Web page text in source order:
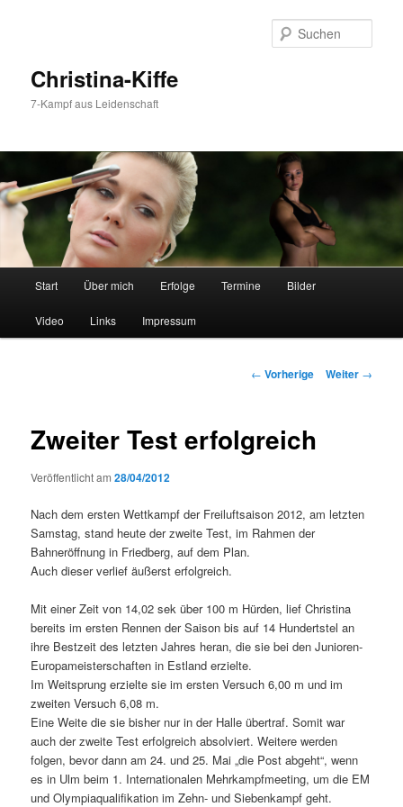
Christina-Kiffe
7-Kampf aus Leidenschaft
Zum
Inhalt
Start Über mich Erfolge Termine Bilder
Video Links Impressum
Beitrags-
← Vorherige Weiter →
Zweiter Test erfolgreich
Veröffentlicht am28/04/2012
Nach dem ersten Wettkampf der Freiluftsaison 2012, am letzten
Samstag, stand heute der zweite Test, im Rahmen der
Bahneröffnung in Friedberg, auf dem Plan.
Auch dieser verlief äußerst erfolgreich.
Mit einer Zeit von 14,02 sek über 100 m Hürden, lief Christina
bereits im ersten Rennen der Saison bis auf 14 Hundertstel an
ihre Bestzeit des letzten Jahres heran, die sie bei den Junioren-
Europameisterschaften in Estland erzielte.
Im Weitsprung erzielte sie im ersten Versuch 6,00 m und im
zweiten Versuch 6,08 m.
Eine Weite die sie bisher nur in der Halle übertraf. Somit war
auch der zweite Test erfolgreich absolviert. Weitere werden
folgen, bevor dann am 24. und 25. Mai „die Post abgeht“, wenn
es in Ulm beim 1. Internationalen Mehrkampfmeeting, um die EM
und Olympiaqualifikation im Zehn- und Siebenkampf geht.